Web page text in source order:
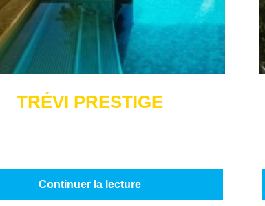
TRÉVI PRESTIGE
Continuer la lecture